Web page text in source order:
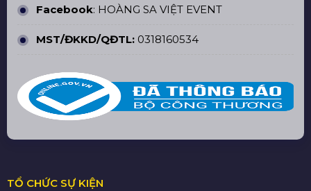
Facebook: HOÀNG SA VIỆT EVENT
MST/ĐKKD/QĐTL: 0318160534
TỔ CHỨC SỰ KIỆN